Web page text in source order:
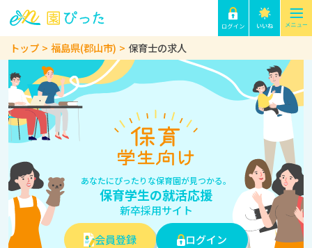
トップ 福島県(郡山市) 保育士の求人
あなたにぴったりな保育園が見つかる。
保育学生の就活応援
新卒採用サイト
会員登録
ログイン